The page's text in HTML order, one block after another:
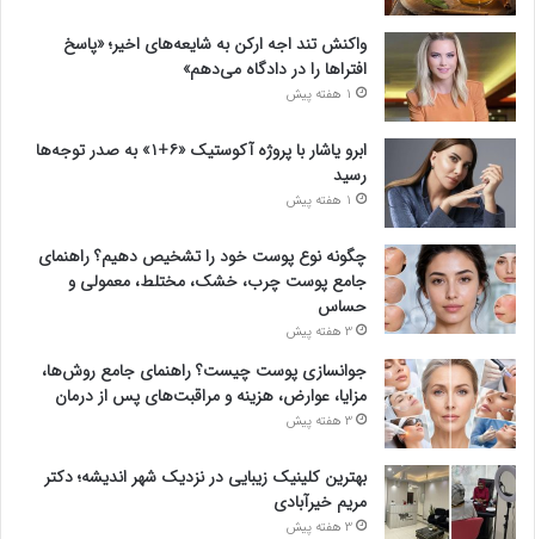
واکنش تند اجه ارکن به شایعه‌های اخیر؛ «پاسخ
افتراها را در دادگاه می‌دهم»
1 هفته پیش
ابرو یاشار با پروژه آکوستیک «۶+۱» به صدر توجه‌ها
رسید
1 هفته پیش
چگونه نوع پوست خود را تشخیص دهیم؟ راهنمای
جامع پوست چرب، خشک، مختلط، معمولی و
حساس
3 هفته پیش
جوانسازی پوست چیست؟ راهنمای جامع روش‌ها،
مزایا، عوارض، هزینه و مراقبت‌های پس از درمان
3 هفته پیش
بهترین کلینیک زیبایی در نزدیک شهر اندیشه؛ دکتر
مریم خیرآبادی
3 هفته پیش